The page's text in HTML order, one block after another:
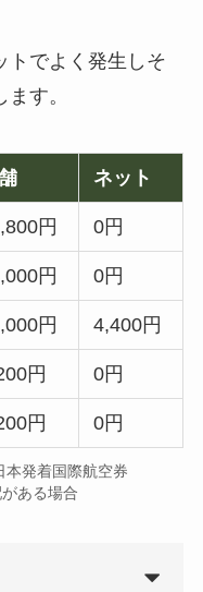
トでよく発生しそ
す。
ネット
円 0円
円 0円
円 4,400円
円 0円
円 0円
発着国際航空券
ある場合